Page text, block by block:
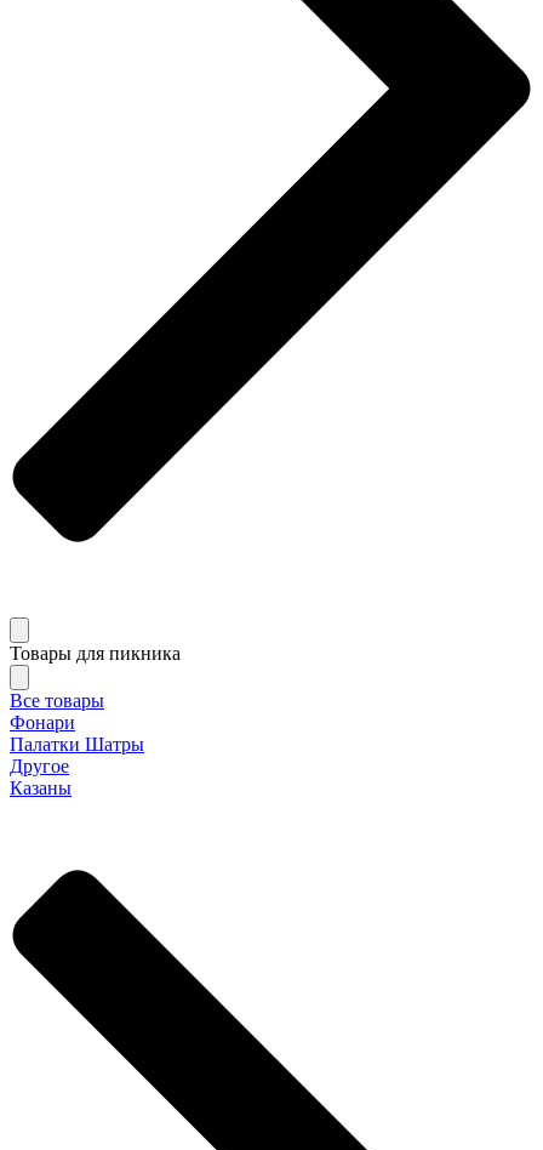
Товары для пикника
Все товары
Фонари
Палатки Шатры
Другое
Казаны